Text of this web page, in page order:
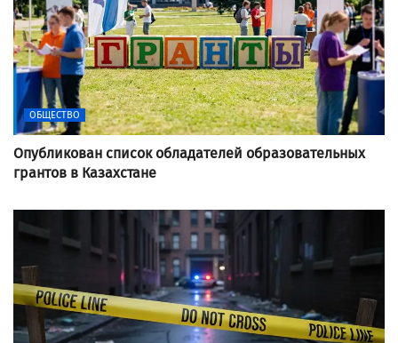
ОБЩЕСТВО
Опубликован список обладателей образовательных
грантов в Казахстане